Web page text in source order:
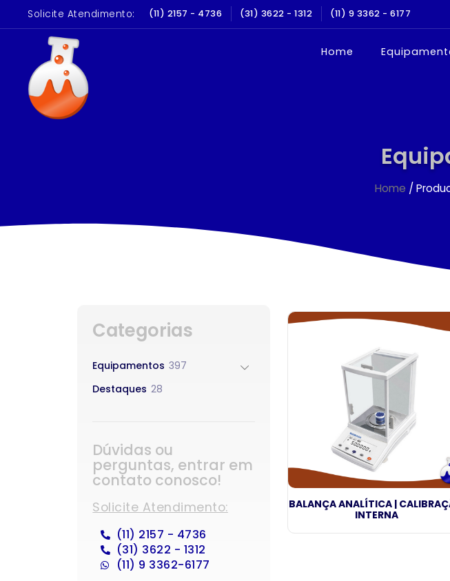
Solicite Atendimento: (11) 2157 - 4736 (31) 3622 - 1312 (11) 9 3362 - 6177
Home
Home /
Categorias
Equipamentos 397
Destaques 28
Dúvidas ou
perguntas, entrar em
contato conosco!
Solicite Atendimento:
(11) 2157 - 4736
(31) 3622 - 1312
(11) 9 3362-6177
BALANÇA ANALÍTICA |
INTERNA